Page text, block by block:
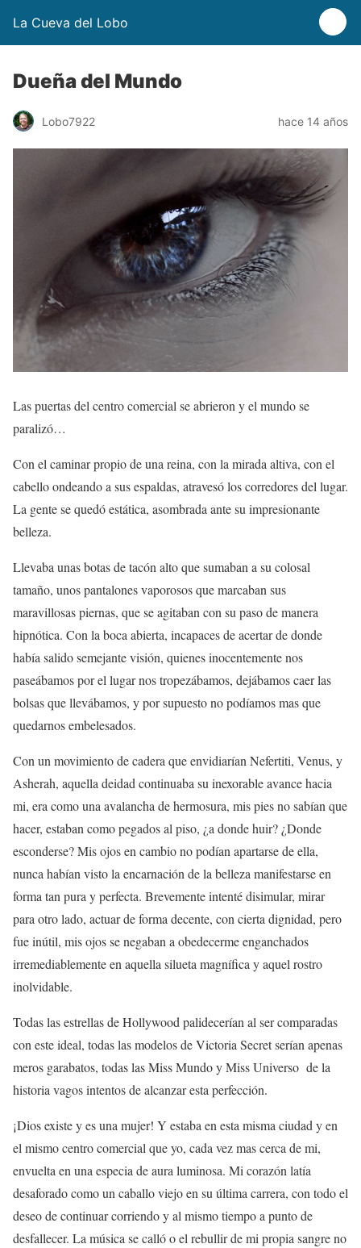
La Cueva del Lobo
Dueña del Mundo
Lobo7922 hace 14 años
Las puertas del centro comercial se abrieron y el mundo se
paralizó…
Con el caminar propio de una reina, con la mirada altiva, con el
cabello ondeando a sus espaldas, atravesó los corredores del lugar.
La gente se quedó estática, asombrada ante su impresionante
belleza.
Llevaba unas botas de tacón alto que sumaban a su colosal
tamaño, unos pantalones vaporosos que marcaban sus
maravillosas piernas, que se agitaban con su paso de manera
hipnótica. Con la boca abierta, incapaces de acertar de donde
había salido semejante visión, quienes inocentemente nos
paseábamos por el lugar nos tropezábamos, dejábamos caer las
bolsas que llevábamos, y por supuesto no podíamos mas que
quedarnos embelesados.
Con un movimiento de cadera que envidiarían Nefertiti, Venus, y
Asherah, aquella deidad continuaba su inexorable avance hacia
mi, era como una avalancha de hermosura, mis pies no sabían que
hacer, estaban como pegados al piso, ¿a donde huir? ¿Donde
esconderse? Mis ojos en cambio no podían apartarse de ella,
nunca habían visto la encarnación de la belleza manifestarse en
forma tan pura y perfecta. Brevemente intenté disimular, mirar
para otro lado, actuar de forma decente, con cierta dignidad, pero
fue inútil, mis ojos se negaban a obedecerme enganchados
irremediablemente en aquella silueta magnífica y aquel rostro
inolvidable.
Todas las estrellas de Hollywood palidecerían al ser comparadas
con este ideal, todas las modelos de Victoria Secret serían apenas
meros garabatos, todas las Miss Mundo y Miss Universo de la
historia vagos intentos de alcanzar esta perfección.
¡Dios existe y es una mujer! Y estaba en esta misma ciudad y en
el mismo centro comercial que yo, cada vez mas cerca de mi,
envuelta en una especia de aura luminosa. Mi corazón latía
desaforado como un caballo viejo en su última carrera, con todo el
deseo de continuar corriendo y al mismo tiempo a punto de
desfallecer. La música se calló o el rebullir de mi propia sangre no